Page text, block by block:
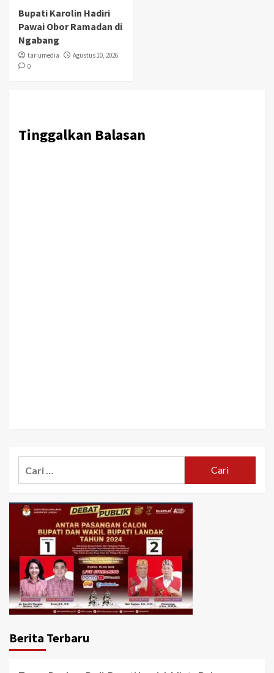
Bupati Karolin Hadiri
Pawai Obor Ramadan di
Ngabang
tariumedia
Agustus 10, 2026
0
Tinggalkan Balasan
Berita Terbaru